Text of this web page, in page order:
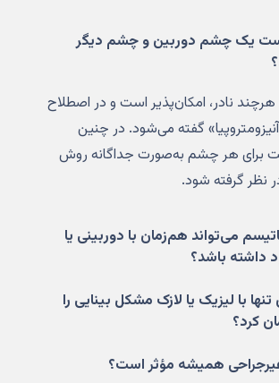
است یک چشم دوربین و چشم دیگر
نادر، امکان‌پذیر است و در اصطلاح
گفته می‌شود. در چنین
برای هر چشم به‌صورت جداگانه روش
نظر گرفته شود.
می‌تواند هم‌زمان با دوربینی یا
داشته باشد؟
تنها با لیزیک یا لازک مشکل بینایی را
کرد؟